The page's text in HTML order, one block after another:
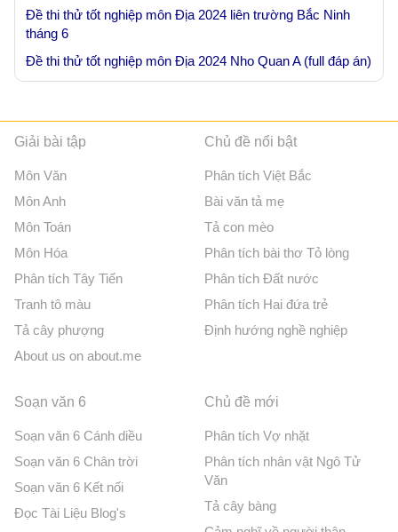
Đề thi thử tốt nghiệp môn Địa 2024 liên trường Bắc Ninh
tháng 6
Đề thi thử tốt nghiệp môn Địa 2024 Nho Quan A (full đáp án)
Giải bài tập
Môn Văn
Môn Anh
Môn Toán
Môn Hóa
Phân tích Tây Tiến
Tranh tô màu
Tả cây phượng
About us on about.me
Chủ đề nổi bật
Phân tích Việt Bắc
Bài văn tả mẹ
Tả con mèo
Phân tích bài thơ Tỏ lòng
Phân tích Đất nước
Phân tích Hai đứa trẻ
Định hướng nghề nghiệp
Soạn văn 6
Soạn văn 6 Cánh diều
Soạn văn 6 Chân trời
Soạn văn 6 Kết nối
Đọc Tài Liệu Blog's
Chủ đề mới
Phân tích Vợ nhặt
Phân tích nhân vật Ngô Tử
Văn
Tả cây bàng